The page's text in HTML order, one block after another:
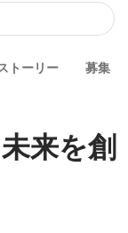
トーリー 募集
来を創